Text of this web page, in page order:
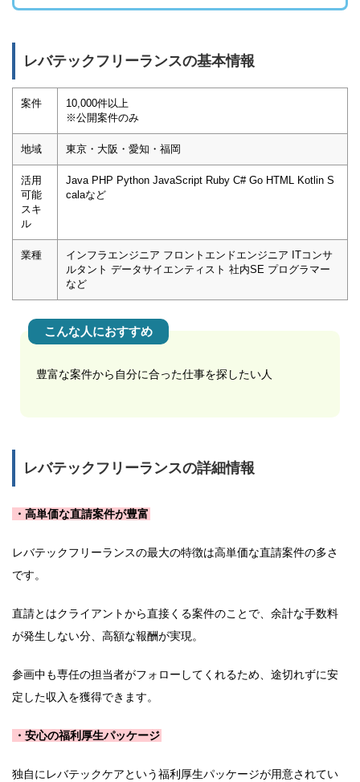
レバテックフリーランスの基本情報
案件
10,000件以上
※公開案件のみ
地域 東京・大阪・愛知・福岡
活用
可能
スキ
ル
Java PHP Python JavaScript Ruby C# Go HTML Kotlin S
calaなど
業種
インフラエンジニア フロントエンドエンジニア ITコンサ
ルタント データサイエンティスト 社内SE プログラマー
など
こんな人におすすめ
豊富な案件から自分に合った仕事を探したい人
レバテックフリーランスの詳細情報
・高単価な直請案件が豊富
レバテックフリーランスの最大の特徴は高単価な直請案件の多さ
です。
直請とはクライアントから直接くる案件のことで、余計な手数料
が発生しない分、高額な報酬が実現。
参画中も専任の担当者がフォローしてくれるため、途切れずに安
定した収入を獲得できます。
・安心の福利厚生パッケージ
独自にレバテックケアという福利厚生パッケージが用意されてい